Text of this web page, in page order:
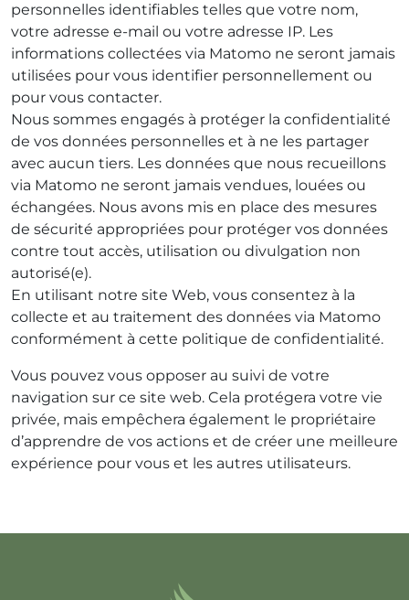
personnelles identifiables telles que votre nom,
votre adresse e-mail ou votre adresse IP. Les
informations collectées via Matomo ne seront jamais
utilisées pour vous identifier personnellement ou
pour vous contacter.
Nous sommes engagés à protéger la confidentialité
de vos données personnelles et à ne les partager
avec aucun tiers. Les données que nous recueillons
via Matomo ne seront jamais vendues, louées ou
échangées. Nous avons mis en place des mesures
de sécurité appropriées pour protéger vos données
contre tout accès, utilisation ou divulgation non
autorisé(e).
En utilisant notre site Web, vous consentez à la
collecte et au traitement des données via Matomo
conformément à cette politique de confidentialité.
Vous pouvez vous opposer au suivi de votre
navigation sur ce site web. Cela protégera votre vie
privée, mais empêchera également le propriétaire
d’apprendre de vos actions et de créer une meilleure
expérience pour vous et les autres utilisateurs.